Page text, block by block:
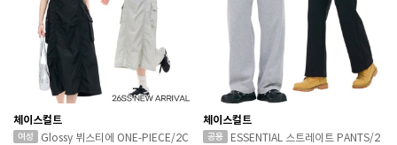
체이스컬트
Glossy 뷔스티에 ONE-PIECE/2C
체이스컬트
ESSENTIAL 스트레이트 PANTS/2